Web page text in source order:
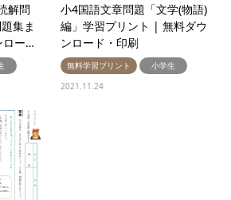
解問
集ま
ロー…
小4国語文章問題「文学(物語)
編」学習プリント | 無料ダウ
ンロード・印刷
無料学習プリント
小学生
2021.11.24